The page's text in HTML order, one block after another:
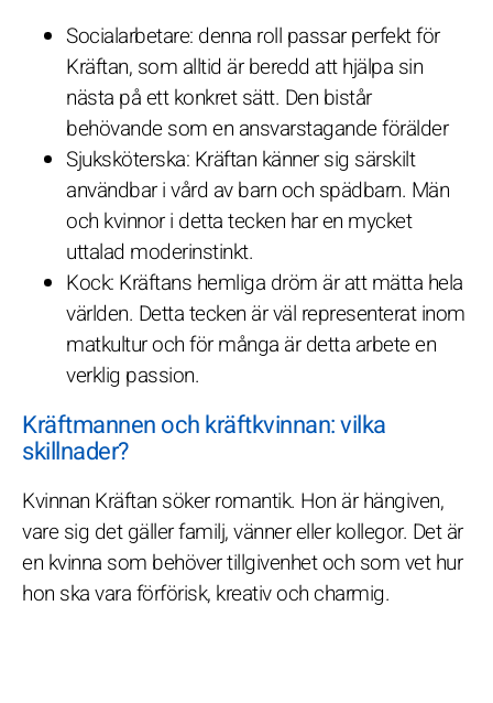
Socialarbetare: denna roll passar perfekt för
Kräftan, som alltid är beredd att hjälpa sin
nästa på ett konkret sätt. Den bistår
behövande som en ansvarstagande förälder
Sjuksköterska: Kräftan känner sig särskilt
användbar i vård av barn och spädbarn. Män
och kvinnor i detta tecken har en mycket
uttalad moderinstinkt.
Kock: Kräftans hemliga dröm är att mätta hela
världen. Detta tecken är väl representerat inom
matkultur och för många är detta arbete en
verklig passion.
Kräftmannen och kräftkvinnan: vilka
skillnader?
Kvinnan Kräftan söker romantik. Hon är hängiven,
vare sig det gäller familj, vänner eller kollegor. Det är
en kvinna som behöver tillgivenhet och som vet hur
hon ska vara förförisk, kreativ och charmig.